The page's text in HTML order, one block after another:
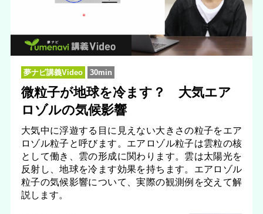
夢ナビ講義Video 30min
微粒子が地球を冷ます？ 大気エア
ロゾルの気候影響
大気中に浮遊する目に見えない大きさの粒子をエア
ロゾル粒子と呼びます。エアロゾル粒子は雲粒の核
として働き、雲の形成に関わります。雲は太陽光を
反射し、地球を冷ます効果を持ちます。エアロゾル
粒子の気候影響について、実際の観測例を交えて解
説します。